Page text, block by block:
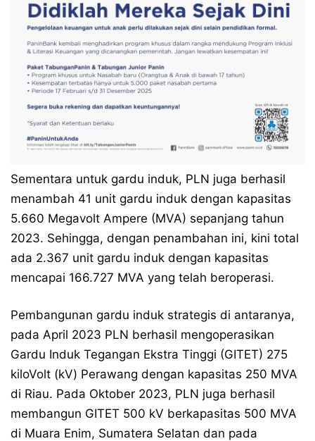
Sementara untuk gardu induk, PLN juga berhasil
menambah 41 unit gardu induk dengan kapasitas
5.660 Megavolt Ampere (MVA) sepanjang tahun
2023. Sehingga, dengan penambahan ini, kini total
ada 2.367 unit gardu induk dengan kapasitas
mencapai 166.727 MVA yang telah beroperasi.
Pembangunan gardu induk strategis di antaranya,
pada April 2023 PLN berhasil mengoperasikan
Gardu Induk Tegangan Ekstra Tinggi (GITET) 275
kiloVolt (kV) Perawang dengan kapasitas 250 MVA
di Riau. Pada Oktober 2023, PLN juga berhasil
membangun GITET 500 kV berkapasitas 500 MVA
di Muara Enim, Sumatera Selatan dan pada